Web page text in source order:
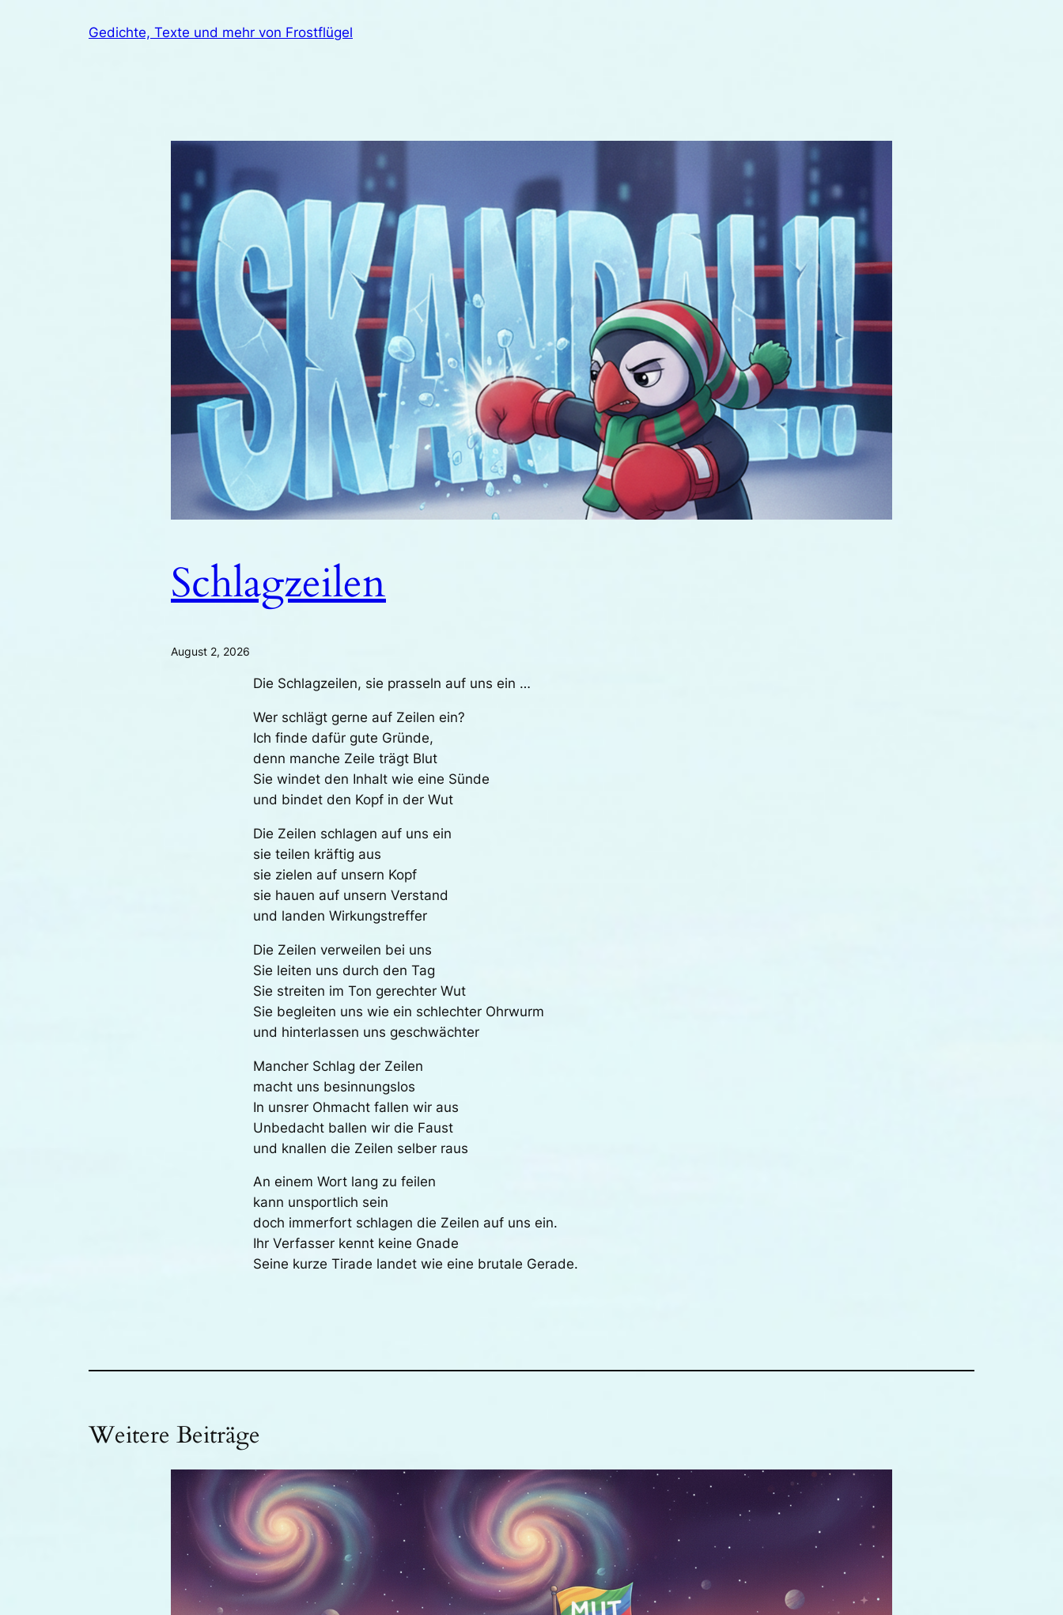
Gedichte, Texte und mehr von Frostflügel
Schlagzeilen
August 2, 2026
Die Schlagzeilen, sie prasseln auf uns ein …
Wer schlägt gerne auf Zeilen ein?
Ich finde dafür gute Gründe,
denn manche Zeile trägt Blut
Sie windet den Inhalt wie eine Sünde
und bindet den Kopf in der Wut
Die Zeilen schlagen auf uns ein
sie teilen kräftig aus
sie zielen auf unsern Kopf
sie hauen auf unsern Verstand
und landen Wirkungstreffer
Die Zeilen verweilen bei uns
Sie leiten uns durch den Tag
Sie streiten im Ton gerechter Wut
Sie begleiten uns wie ein schlechter Ohrwurm
und hinterlassen uns geschwächter
Mancher Schlag der Zeilen
macht uns besinnungslos
In unsrer Ohmacht fallen wir aus
Unbedacht ballen wir die Faust
und knallen die Zeilen selber raus
An einem Wort lang zu feilen
kann unsportlich sein
doch immerfort schlagen die Zeilen auf uns ein.
Ihr Verfasser kennt keine Gnade
Seine kurze Tirade landet wie eine brutale Gerade.
Weitere Beiträge